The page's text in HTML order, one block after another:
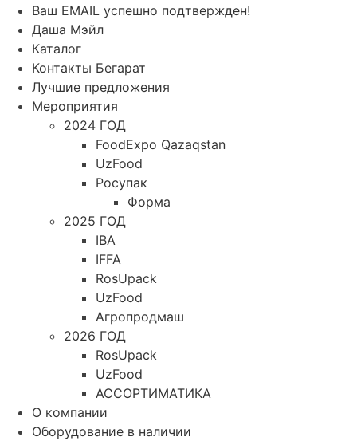
Ваш EMAIL успешно подтвержден!
Даша Мэйл
Каталог
Контакты Бегарат
Лучшие предложения
Мероприятия
2024 ГОД
FoodExpo Qazaqstan
UzFood
Росупак
Форма
2025 ГОД
IBA
IFFA
RosUpack
UzFood
Агропродмаш
2026 ГОД
RosUpack
UzFood
АССОРТИМАТИКА
О компании
Оборудование в наличии